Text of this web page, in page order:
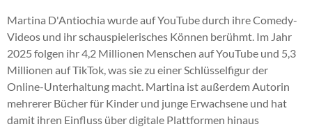
Martina D'Antiochia wurde auf YouTube durch ihre Comedy-
Videos und ihr schauspielerisches Können berühmt. Im Jahr
2025 folgen ihr 4,2 Millionen Menschen auf YouTube und 5,3
Millionen auf TikTok, was sie zu einer Schlüsselfigur der
Online-Unterhaltung macht. Martina ist außerdem Autorin
mehrerer Bücher für Kinder und junge Erwachsene und hat
damit ihren Einfluss über digitale Plattformen hinaus